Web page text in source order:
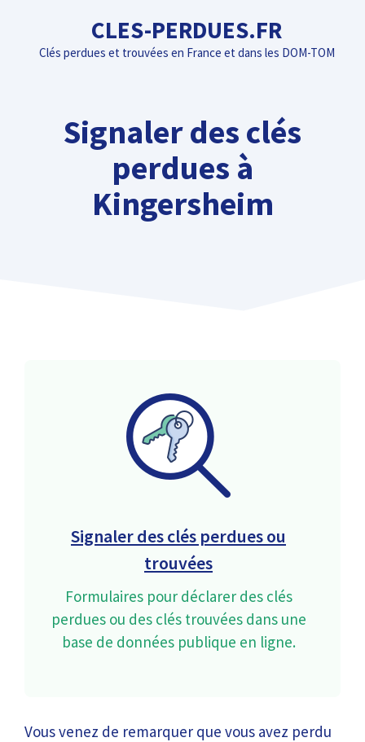
contenu
CLES-PERDUES.FR
Clés perdues et trouvées en France et dans les DOM-TOM
Signaler des clés
perdues à
Kingersheim
Signaler des clés perdues ou
trouvées
Formulaires pour déclarer des clés
perdues ou des clés trouvées dans une
base de données publique en ligne.
Vous venez de remarquer que vous avez perdu